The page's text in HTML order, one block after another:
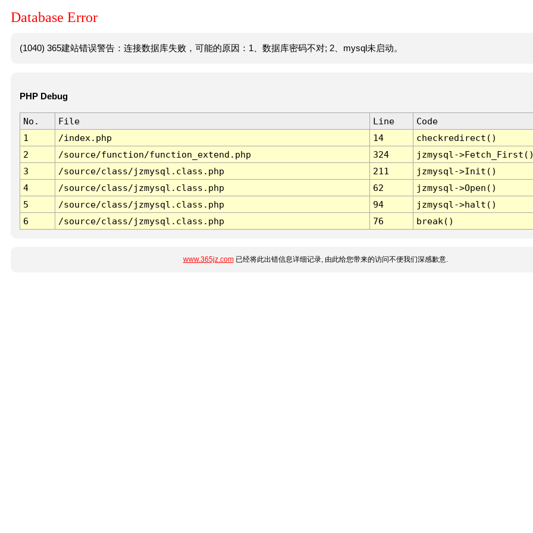
Database Error
(1040) 365建站错误警告：连接数据库失败，可能的原因：1、数据库密码不对; 2、mysql未启动。
PHP Debug
No. File Line
Code
1
/index.php 14
checkredirect()
2
/source/function/function_extend.php 324
jzmysql-
3
/source/class/jzmysql.class.php 211
jzmysql->Init()
4
/source/class/jzmysql.class.php 62
jzmysql->Open()
5
/source/class/jzmysql.class.php 94
jzmysql->halt()
6
/source/class/jzmysql.class.php 76 break()
www.365jz.com已经将此出错信息详细记录, 由此给您带来的访问不便我们深感歉意.